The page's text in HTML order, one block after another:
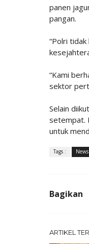
panen
pangan.
“Polri
“Kami
sektor
Selain
setempat.
untuk
Tags : News
Bagikan
ARTIKEL